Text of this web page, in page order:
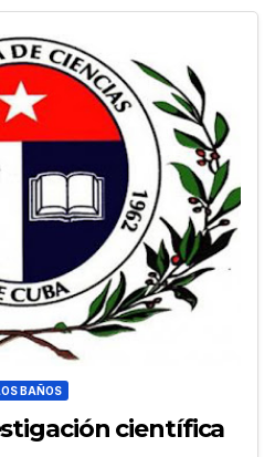
BAÑOS
científica